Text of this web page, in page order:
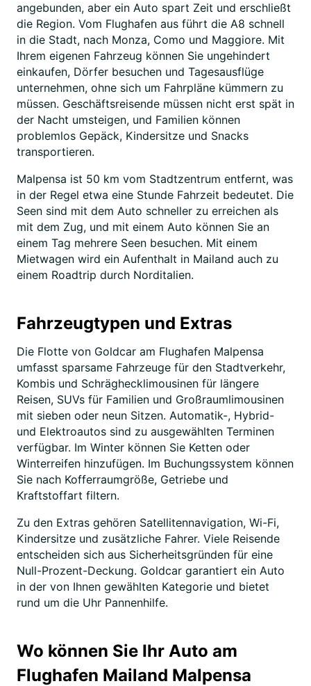
angebunden, aber ein Auto spart Zeit und erschließt
die Region. Vom Flughafen aus führt die A8 schnell
in die Stadt, nach Monza, Como und Maggiore. Mit
Ihrem eigenen Fahrzeug können Sie ungehindert
einkaufen, Dörfer besuchen und Tagesausflüge
unternehmen, ohne sich um Fahrpläne kümmern zu
müssen. Geschäftsreisende müssen nicht erst spät in
der Nacht umsteigen, und Familien können
problemlos Gepäck, Kindersitze und Snacks
transportieren.
Malpensa ist 50 km vom Stadtzentrum entfernt, was
in der Regel etwa eine Stunde Fahrzeit bedeutet. Die
Seen sind mit dem Auto schneller zu erreichen als
mit dem Zug, und mit einem Auto können Sie an
einem Tag mehrere Seen besuchen. Mit einem
Mietwagen wird ein Aufenthalt in Mailand auch zu
einem Roadtrip durch Norditalien.
Fahrzeugtypen und Extras
Die Flotte von Goldcar am Flughafen Malpensa
umfasst sparsame Fahrzeuge für den Stadtverkehr,
Kombis und Schräghecklimousinen für längere
Reisen, SUVs für Familien und Großraumlimousinen
mit sieben oder neun Sitzen. Automatik-, Hybrid-
und Elektroautos sind zu ausgewählten Terminen
verfügbar. Im Winter können Sie Ketten oder
Winterreifen hinzufügen. Im Buchungssystem können
Sie nach Kofferraumgröße, Getriebe und
Kraftstoffart filtern.
Zu den Extras gehören Satellitennavigation, Wi-Fi,
Kindersitze und zusätzliche Fahrer. Viele Reisende
entscheiden sich aus Sicherheitsgründen für eine
Null-Prozent-Deckung. Goldcar garantiert ein Auto
in der von Ihnen gewählten Kategorie und bietet
rund um die Uhr Pannenhilfe.
Wo können Sie Ihr Auto am
Flughafen Mailand Malpensa